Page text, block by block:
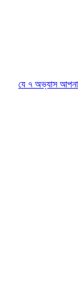
যে ৭ অভ্যাস আপনার